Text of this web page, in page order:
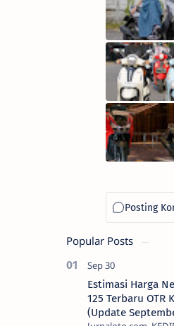
Popular Posts
Estimasi Harga
125 Terbaru OTR
(Update